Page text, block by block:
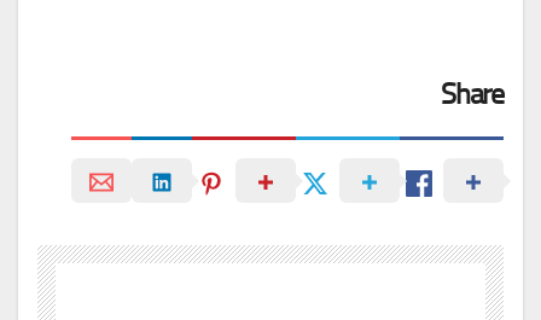
Share